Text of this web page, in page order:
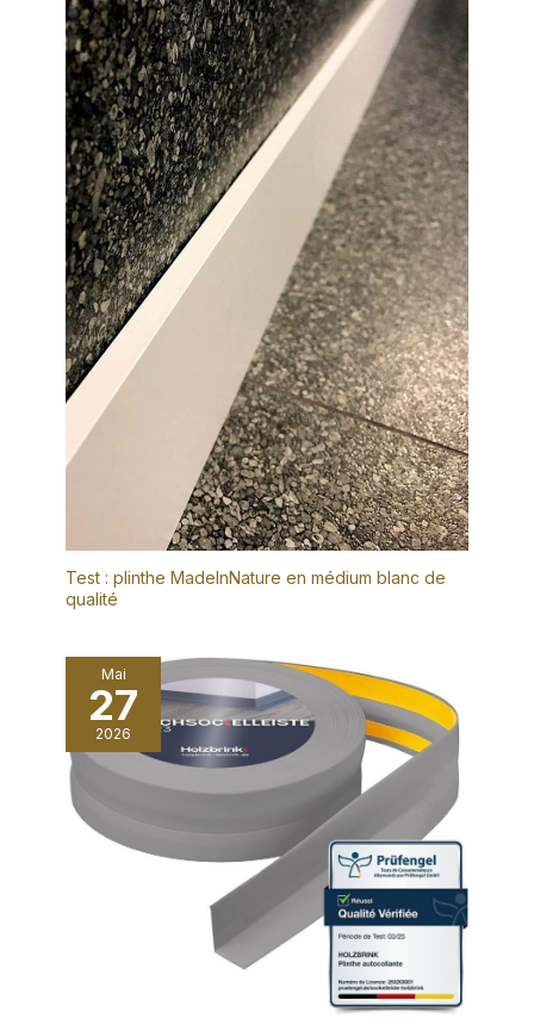
Test : plinthe MadeInNature en médium blanc de
qualité
Mai
27
2026